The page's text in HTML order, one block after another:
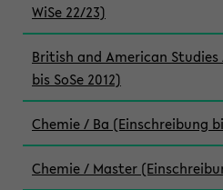
WiSe 22/23)
British and American
bis SoSe 2012)
Chemie / Ba (Einschreibung
Chemie / Master